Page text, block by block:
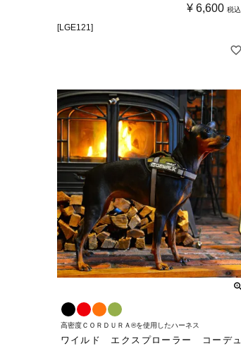
¥ 6,600 税込
[LGE121]
高密度ＣＯＲＤＵＲＡ®を使用したハーネス
ワイルド エクスプローラー コーデュ